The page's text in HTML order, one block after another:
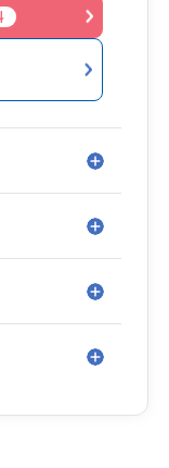
個人事業主
がら会社経
たします。
の心配やご